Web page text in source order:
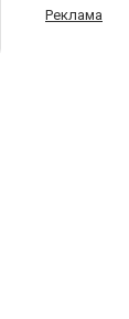
Реклама